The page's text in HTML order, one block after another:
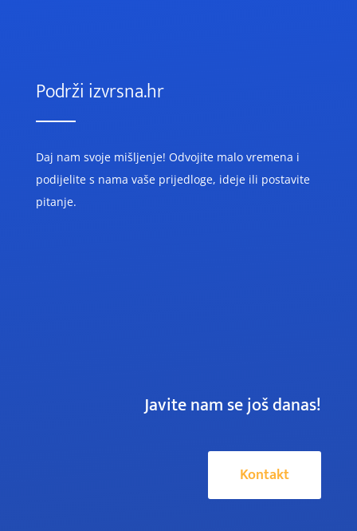
Podrži izvrsna.hr
Daj nam svoje mišljenje! Odvojite malo vremena i
podijelite s nama vaše prijedloge, ideje ili postavite
pitanje.
Javite nam se još danas!
Kontakt